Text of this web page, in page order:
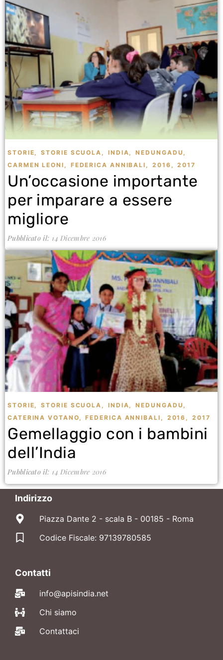
STORIE, STORIE SCUOLA , INDIA, NEDUNGADU ,
CARMEN LEONI , FEDERICA ANNIBALI , 2016 , 2017
Un’occasione importante
per imparare a essere
migliore
Pubblicato il: 14 Dicembre 2016
STORIE, STORIE SCUOLA , INDIA, NEDUNGADU ,
CATERINA VOTANO, FEDERICA ANNIBALI , 2016 , 2017
Gemellaggio con i bambini
dell’India
Pubblicato il: 14 Dicembre 2016
Indirizzo
Piazza Dante 2 - scala B - 00185 - Roma
Codice Fiscale: 97139780585
Contatti
info@apisindia.net
Chi siamo
Contattaci